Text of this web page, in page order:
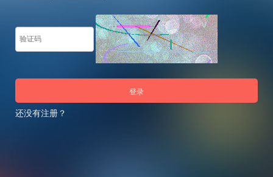
登录
还没有注册？